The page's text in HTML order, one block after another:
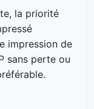
la priorité
impression de
sans perte ou